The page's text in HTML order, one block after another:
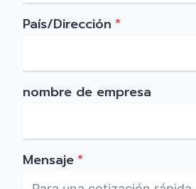
s
c
o
.
País/Dirección *
nombre de empresa
Mensaje*